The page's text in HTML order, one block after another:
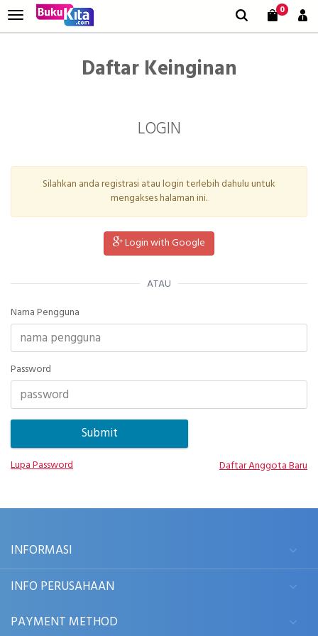
0
Daftar Keinginan
LOGIN
Silahkan anda registrasi atau login terlebih dahulu untuk
mengakses halaman ini.
Login with Google
ATAU
Nama Pengguna
Password
Lupa Password Daftar Anggota Baru
INFORMASI
INFO PERUSAHAAN
PAYMENT METHOD